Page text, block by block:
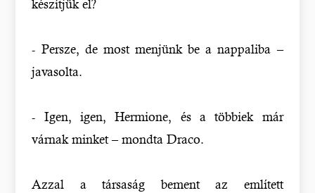
készítjük el?
- Persze, de most menjünk be a nappaliba –
javasolta.
- Igen, igen, Hermione, és a többiek már
várnak minket – mondta Draco.
Azzal a társaság bement az említett